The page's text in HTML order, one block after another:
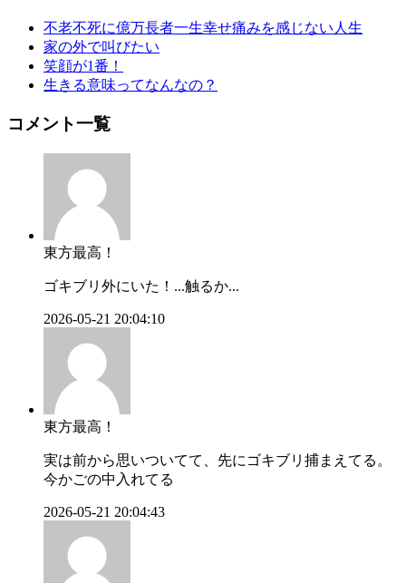
不老不死に億万長者一生幸せ痛みを感じない人生
家の外で叫びたい
笑顔が1番！
生きる意味ってなんなの？
コメント一覧
東方最高！
ゴキブリ外にいた！...触るか...
2026-05-21 20:04:10
東方最高！
実は前から思いついてて、先にゴキブリ捕まえてる。
今かごの中入れてる
2026-05-21 20:04:43